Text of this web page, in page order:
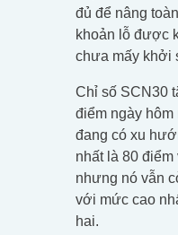
đủ để nâng
khoản lỗ được
chưa mấy khởi
Chỉ số SCN30
điểm ngày hôm
đang có xu
nhất là 80
nhưng nó vẫn
với mức cao
hai.